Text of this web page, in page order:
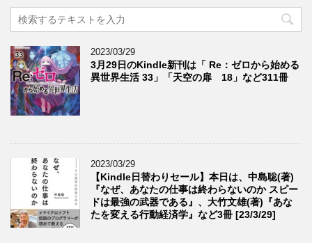
2023/03/29
3月29日のKindle新刊は「 Re：ゼロから始める
異世界生活 33」「天空の扉 18」など311冊
2023/03/29
【Kindle日替わりセール】本日は、中島聡(著)
『なぜ、あなたの仕事は終わらないのか スピー
ドは最強の武器である』、大竹文雄(著)『あな
たを変える行動経済学』など3冊 [23/3/29]